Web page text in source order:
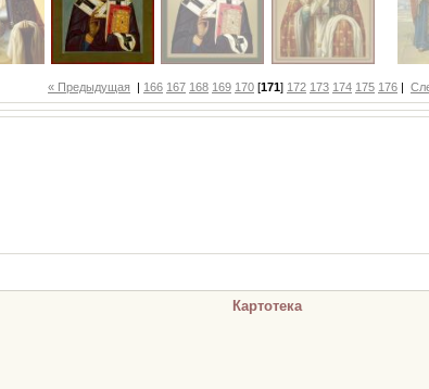
« Предыдущая | 166 167 168 169 170 [171] 172 173 174 175 176 |
Картотека